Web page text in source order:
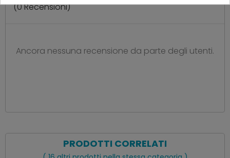
(0Recensioni)
Ancora nessuna recensione da parte degli utenti.
PRODOTTI CORRELATI